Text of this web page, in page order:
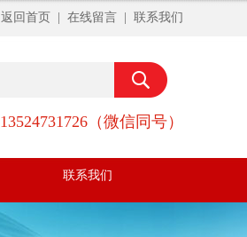
返回首页 在线留言 联系我们
13524731726（微信同号）
联系我们